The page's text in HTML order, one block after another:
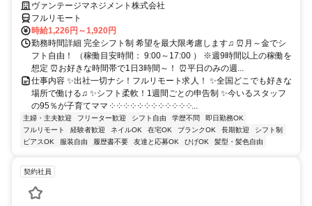
ヴァンテージマネジメント株式会社
フルリモート
時給1,226円～1,920円
勤務時間詳細 完全シフト制 希望を最大限考慮します♫ ⏰月～金でシ
フト自由！ （稼働目安時間： 9:00～17:00 ） ※週9時間以上の稼働を
想定 ⏰お好きな時間帯で1日3時間～！ ⏰平日のみの週...
仕事内容 ✨出社一切ナシ！フルリモート求人！ ✨全国どこでも好きな
場所で働ける♫ ✨シフト柔軟！1週間ごとの申告制 ✨今いるスタッフ
の95％が子育てママ ༶ ༶ ༶ ༶ ༶ ༶ ༶ ༶ ༶ ༶ ༶ ༶...
主婦・主夫歓迎 フリーター歓迎 シフト自由 学歴不問
即日勤務OK
フルリモート
経験者歓迎 ネイルOK 在宅OK ブランクOK 長期歓迎
シフト制
ピアスOK
服装自由 履歴書不要 友達と応募OK ひげOK 髪型・髪色自由
契約社員